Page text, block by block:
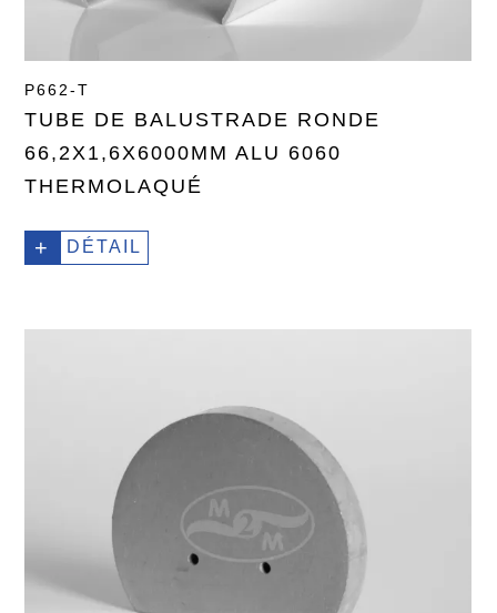
P662-T
TUBE DE BALUSTRADE RONDE
66,2X1,6X6000MM ALU 6060
THERMOLAQUÉ
+ DÉTAIL